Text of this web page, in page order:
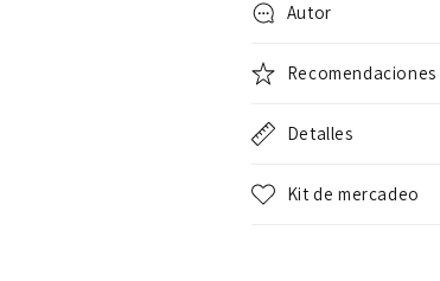
Autor
Recomendaciones
Detalles
Kit de mercadeo